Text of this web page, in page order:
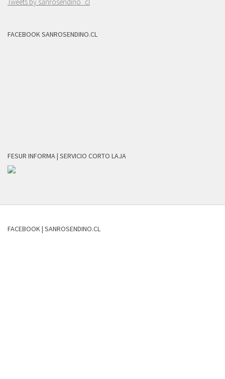
FACEBOOK SANROSENDINO.CL
FESUR INFORMA | SERVICIO CORTO LAJA
FACEBOOK | SANROSENDINO.CL